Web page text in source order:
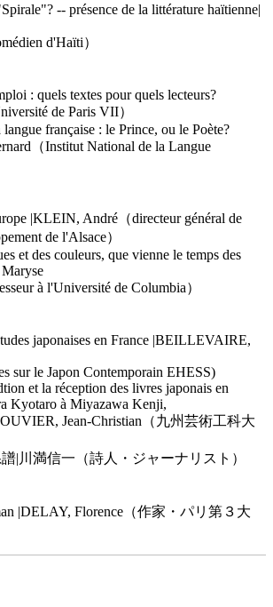
-- présence de la littérature haïtienne|
d'Haïti）
: quels textes pour quels lecteurs?
de Paris VII）
française : le Prince, ou le Poète?
（Institut National de la Langue
|KLEIN, André（directeur général de
de l'Alsace）
et des couleurs, que vienne le temps des
à l'Université de Columbia）
japonaises en France |BEILLEVAIRE,
sur le Japon Contemporain EHESS)
et la réception des livres japonais en
Kyotaro à Miyazawa Kenji,
Jean-Christian（九州芸術工科大
|川満信一（詩人・ジャーナリスト）
|DELAY, Florence（作家・パリ第３大